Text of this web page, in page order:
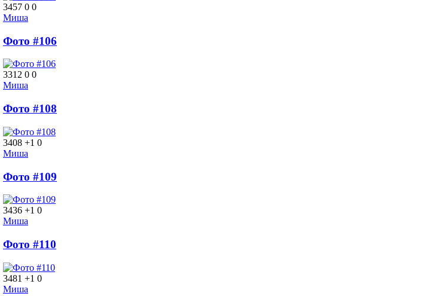
3457 0 0
Миша
Фото #106
3312 0 0
Миша
Фото #108
3408 +1 0
Миша
Фото #109
3436 +1 0
Миша
Фото #110
3481 +1 0
Миша